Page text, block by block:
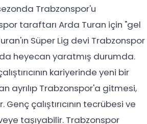
Trabzonspor'u
taraftarı Arda Turan için "gel
Süper Lig devi Trabzonspor
heyecan yaratmış durumda.
kariyerinde yeni bir
ayrılıp Trabzonspor'a gitmesi,
çalıştırıcının tecrübesi ve
taşıyabilir. Trabzonspor